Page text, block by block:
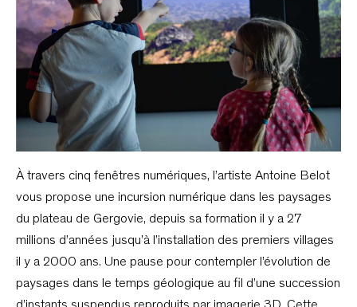
À travers cinq fenêtres numériques, l’artiste Antoine Belot
vous propose une incursion numérique dans les paysages
du plateau de Gergovie, depuis sa formation il y a 27
millions d’années jusqu’à l’installation des premiers villages
il y a 2000 ans. Une pause pour contempler l’évolution de
paysages dans le temps géologique au fil d’une succession